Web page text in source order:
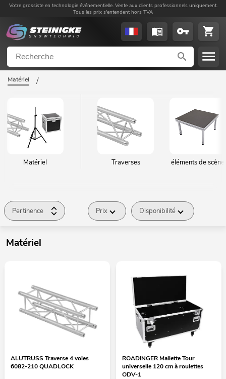
Votre grossiste en technologie événementielle. Vente aux clients professionnels uniquement.
Tous les prix s'entendent hors TVA
Matériel /
Matériel Traverses éléments de scène
Pertinence Prix Disponibilité
Matériel
ALUTRUSS Traverse 4 voies
6082-210 QUADLOCK
ROADINGER Mallette Tour
universelle 120 cm à roulettes
ODV-1